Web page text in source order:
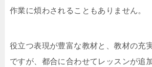
作業に煩わされることもありません。
役立つ表現が豊富な教材と、教材の充
ですが、都合に合わせてレッスンが追